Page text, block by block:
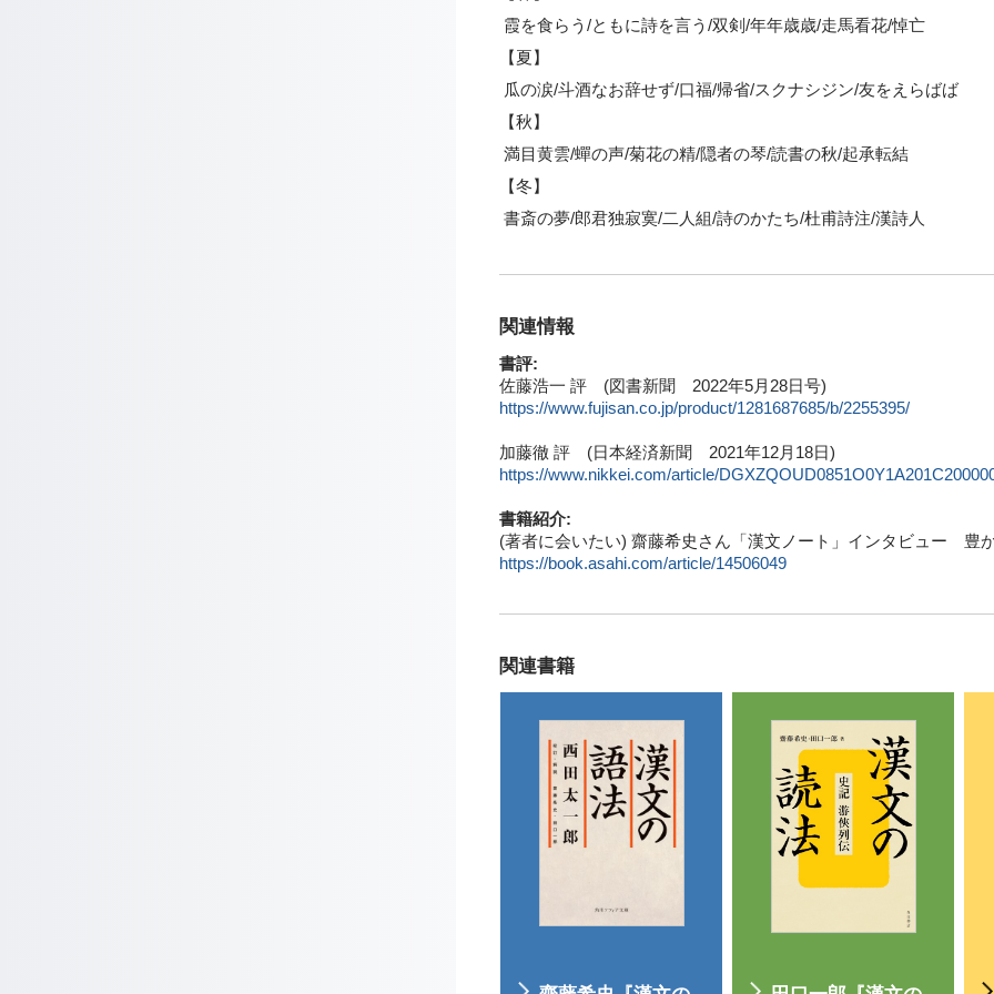
霞を食らう/ともに詩を言う/双剣/年年歳歳/走馬看花/悼亡
【夏】
瓜の涙/斗酒なお辞せず/口福/帰省/スクナシジン/友をえらばば
【秋】
満目黄雲/蟬の声/菊花の精/隠者の琴/読書の秋/起承転結
【冬】
書斎の夢/郎君独寂寞/二人組/詩のかたち/杜甫詩注/漢詩人
関連情報
書評:
佐藤浩一 評 (図書新聞 2022年5月28日号)
https://www.fujisan.co.jp/product/1281687685/b/2255395/
加藤徹 評 (日本経済新聞 2021年12月18日)
https://www.nikkei.com/article/
書籍紹介:
(著者に会いたい) 齋藤希史さん「漢文ノート」インタビュー
https://book.asahi.com/article/14506049
関連書籍